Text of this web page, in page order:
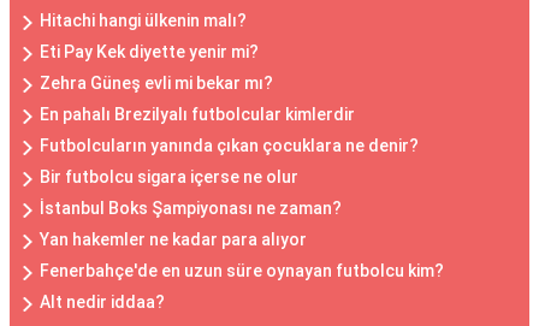
Hitachi hangi ülkenin malı?
Eti Pay Kek diyette yenir mi?
Zehra Güneş evli mi bekar mı?
En pahalı Brezilyalı futbolcular kimlerdir
Futbolcuların yanında çıkan çocuklara ne denir?
Bir futbolcu sigara içerse ne olur
İstanbul Boks Şampiyonası ne zaman?
Yan hakemler ne kadar para alıyor
Fenerbahçe'de en uzun süre oynayan futbolcu kim?
Alt nedir iddaa?